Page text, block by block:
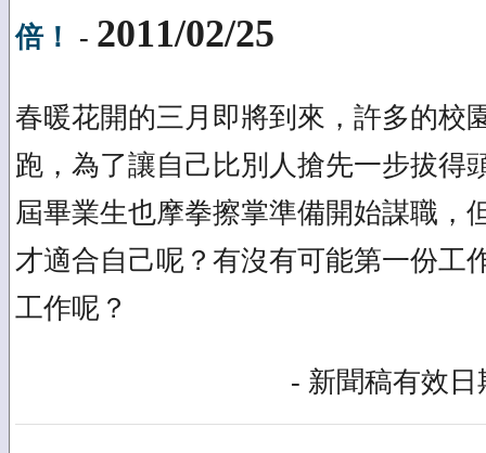
倍！
- 2011/02/25
春暖花開的三月即將到來，許多的校
跑，為了讓自己比別人搶先一步拔得
屆畢業生也摩拳擦掌準備開始謀職，
才適合自己呢？有沒有可能第一份工
工作呢？
- 新聞稿有效日